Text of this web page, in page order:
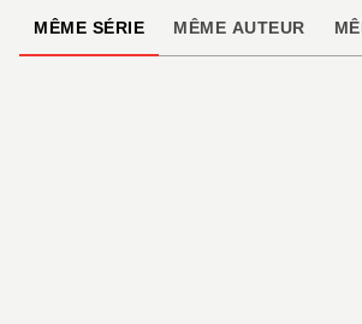
MÊME SÉRIE MÊME AUTEUR